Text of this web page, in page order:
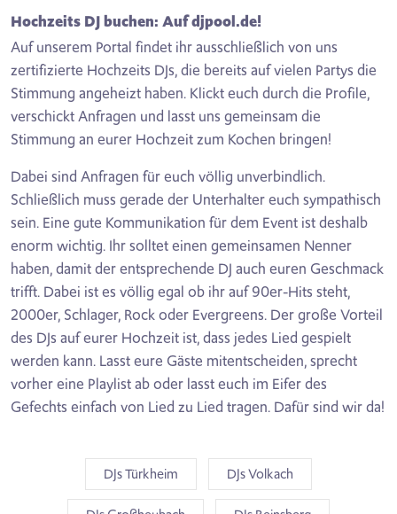
Hochzeits DJ buchen: Auf djpool.de!
Auf unserem Portal findet ihr ausschließlich von uns
zertifizierte Hochzeits DJs, die bereits auf vielen Partys die
Stimmung angeheizt haben. Klickt euch durch die Profile,
verschickt Anfragen und lasst uns gemeinsam die
Stimmung an eurer Hochzeit zum Kochen bringen!
Dabei sind Anfragen für euch völlig unverbindlich.
Schließlich muss gerade der Unterhalter euch sympathisch
sein. Eine gute Kommunikation für dem Event ist deshalb
enorm wichtig. Ihr solltet einen gemeinsamen Nenner
haben, damit der entsprechende DJ auch euren Geschmack
trifft. Dabei ist es völlig egal ob ihr auf 90er-Hits steht,
2000er, Schlager, Rock oder Evergreens. Der große Vorteil
des DJs auf eurer Hochzeit ist, dass jedes Lied gespielt
werden kann. Lasst eure Gäste mitentscheiden, sprecht
vorher eine Playlist ab oder lasst euch im Eifer des
Gefechts einfach von Lied zu Lied tragen. Dafür sind wir da!
DJs Türkheim DJs Volkach